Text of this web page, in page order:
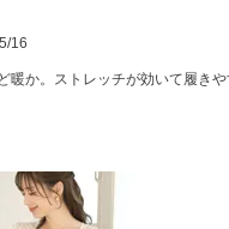
16
暖か。ストレッチが効いて履き